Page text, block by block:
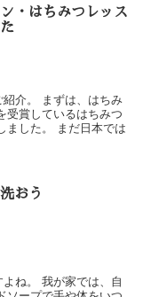
・はちみつレッス
介。 まずは、はちみ
受賞しているはちみつ
ました。 まだ日本では
おう
ね。 我が家では、自